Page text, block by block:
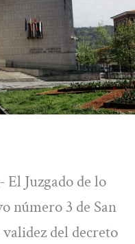
El Juzgado de lo
número 3 de San
del decreto